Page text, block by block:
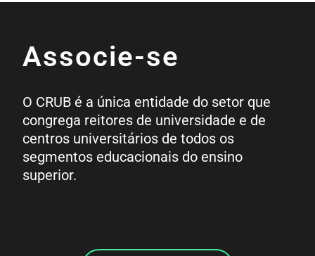
Associe-se
O CRUB é a única entidade do setor que
congrega reitores de universidade e de
centros universitários de todos os
segmentos educacionais do ensino
superior.